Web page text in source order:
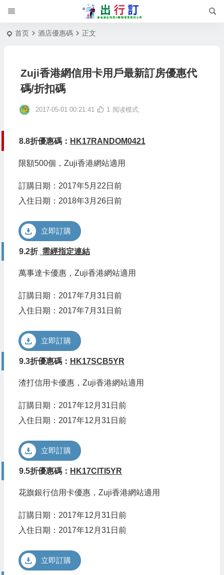
首页 酒店優惠碼 正文
Zuji香港網信用卡用戶最新訂房優惠代
碼/折扣碼
2017-05-01 00:21:41 1 阅读模式
8.8折優惠碼： HK17RANDOM0421
限額500個，Zuji香港網站適用
訂購日期：2017年5月22日前
入住日期：2018年3月26日前
立即訂購
9.2折 需經指定連結
萬事達卡優惠，Zuji香港網站適用
訂購日期：2017年7月31日前
入住日期：2017年7月31日前
立即訂購
9.3折優惠碼： HK17SCB5YR
渣打信用卡優惠，Zuji香港網站適用
訂購日期：2017年12月31日前
入住日期：2017年12月31日前
立即訂購
9.5折優惠碼： HK17CITI5YR
花旗銀行信用卡優惠，Zuji香港網站適用
訂購日期：2017年12月31日前
入住日期：2017年12月31日前
立即訂購